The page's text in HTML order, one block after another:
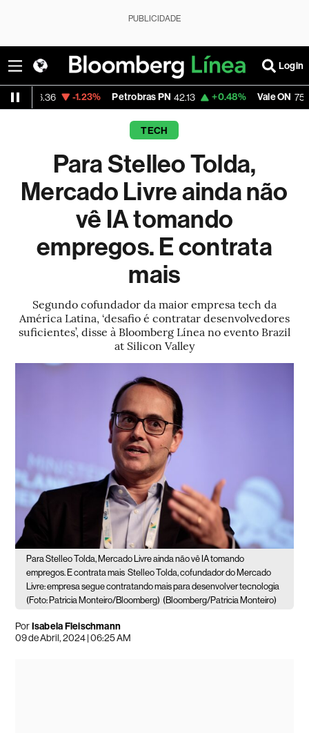
PUBLICIDADE
Login
-1.23% Petrobras PN 42.13 +0.48% Vale ON 75.39 -
TECH
Para Stelleo Tolda,
Mercado Livre ainda não
vê IA tomando
empregos. E contrata
mais
Segundo cofundador da maior empresa tech da
América Latina, ‘desafio é contratar desenvolvedores
suficientes’, disse à Bloomberg Línea no evento Brazil
at Silicon Valley
Para Stelleo Tolda, Mercado Livre ainda não vê IA tomando
empregos. E contrata mais Stelleo Tolda, cofundador do Mercado
Livre: empresa segue contratando mais para desenvolver tecnologia
(Foto: Patricia Monteiro/Bloomberg) (Bloomberg/Patricia Monteiro)
PorIsabela Fleischmann
09 de Abril, 2024 | 06:25 AM